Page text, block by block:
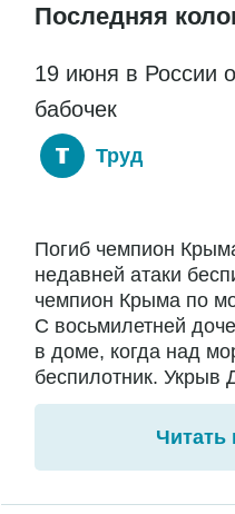
Последняя
19 июня в России
бабочек
Труд
Погиб чемпион
недавней атаки
чемпион Крыма по
С восьмилетней
в доме, когда над
беспилотник. Укрыв
Читать